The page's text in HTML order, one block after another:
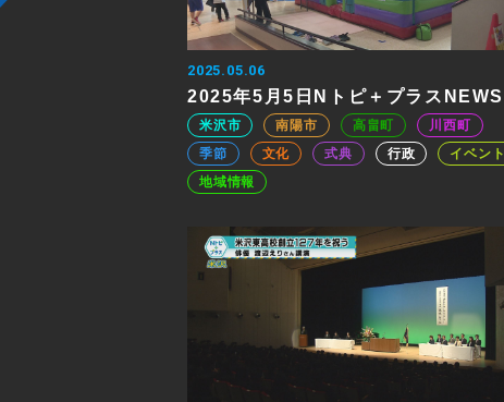
2025.05.06
2025年5月5日Nトピ＋プラスNEWS
米沢市 南陽市 高畠町
川西町
季節
文化 式典 行政
イベント
地域情報